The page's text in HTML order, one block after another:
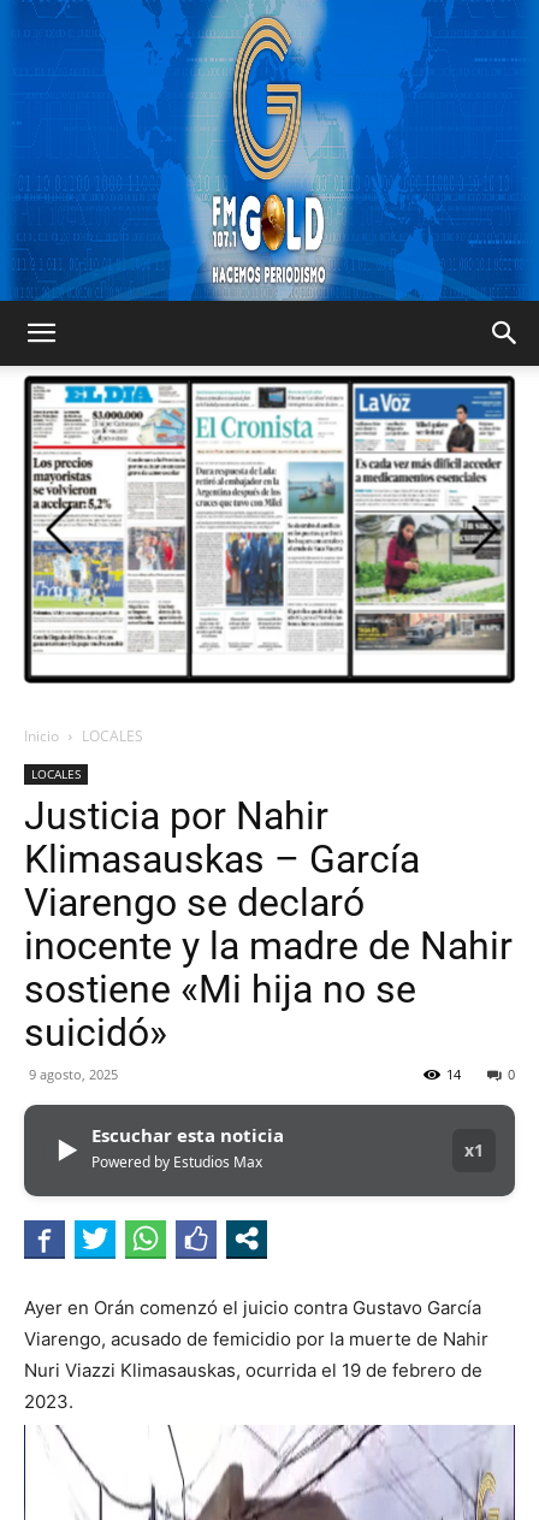
GOLD
ORAN
107.1
Inicio LOCALES
LOCALES
Justicia por Nahir
Klimasauskas – García
Viarengo se declaró
inocente y la madre de Nahir
sostiene «Mi hija no se
suicidó»
9 agosto, 2025 0
14
▶ Escuchar esta noticia
Powered by Estudios Max
x1
Ayer en Orán comenzó el juicio contra Gustavo García
Viarengo, acusado de femicidio por la muerte de Nahir
Nuri Viazzi Klimasauskas, ocurrida el 19 de febrero de
2023.